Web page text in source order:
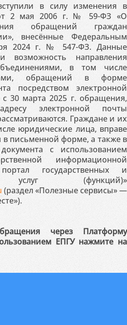
в силу изменения в
2 мая 2006 г. № 59-ФЗ «О
обращений граждан
внесённые Федеральным
2024 г. № 547-ФЗ. Данные
возможность направления
в том числе
обращений в форме
посредством электронной
30 марта 2025 г. обращения,
электронной почты
Граждане и их
юридические лица, вправе
письменной форме, а также в
с использованием
информационной
государственных и
услуг (функций)»
(раздел «Полезные сервисы» —
через Платформу
ЕПГУ нажмите на